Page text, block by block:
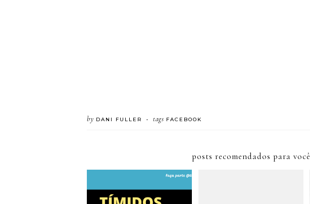
by DANI FULLER • tags FACEBOOK
posts recomendados para você